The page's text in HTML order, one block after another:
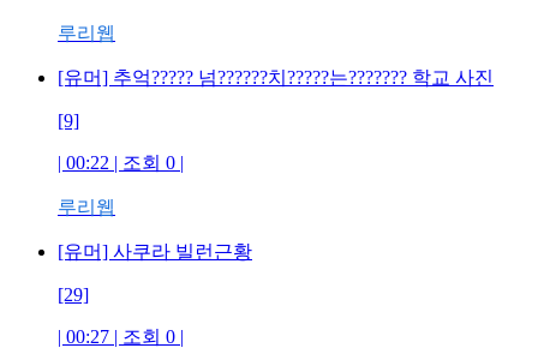
루리웹
[유머] 추억????? 넘??????치?????는??????? 학교 사진
[9]
| 00:22 | 조회 0 |
루리웹
[유머] 사쿠라 빌런근황
[29]
| 00:27 | 조회 0 |